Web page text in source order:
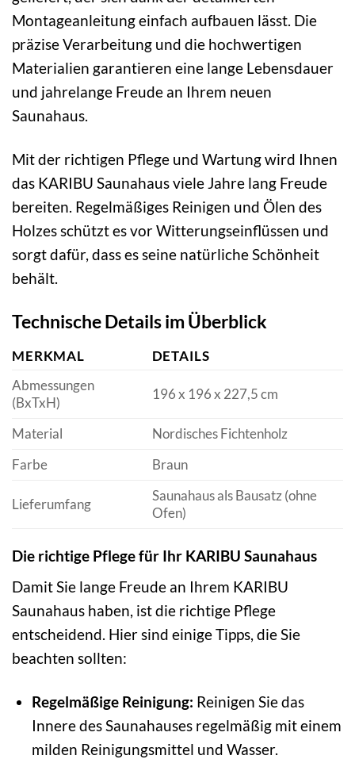
Montageanleitung einfach aufbauen lässt. Die
präzise Verarbeitung und die hochwertigen
Materialien garantieren eine lange Lebensdauer
und jahrelange Freude an Ihrem neuen
Saunahaus.
Mit der richtigen Pflege und Wartung wird Ihnen
das KARIBU Saunahaus viele Jahre lang Freude
bereiten. Regelmäßiges Reinigen und Ölen des
Holzes schützt es vor Witterungseinflüssen und
sorgt dafür, dass es seine natürliche Schönheit
behält.
Technische Details im Überblick
MERKMAL
DETAILS
Abmessungen
(BxTxH)
196 x 196 x 227,5 cm
Material
Nordisches Fichtenholz
Farbe
Braun
Lieferumfang
Saunahaus als Bausatz (ohne
Ofen)
Die richtige Pflege für Ihr KARIBU Saunahaus
Damit Sie lange Freude an Ihrem KARIBU
Saunahaus haben, ist die richtige Pflege
entscheidend. Hier sind einige Tipps, die Sie
beachten sollten:
Regelmäßige Reinigung: Reinigen Sie das
Innere des Saunahauses regelmäßig mit einem
milden Reinigungsmittel und Wasser.